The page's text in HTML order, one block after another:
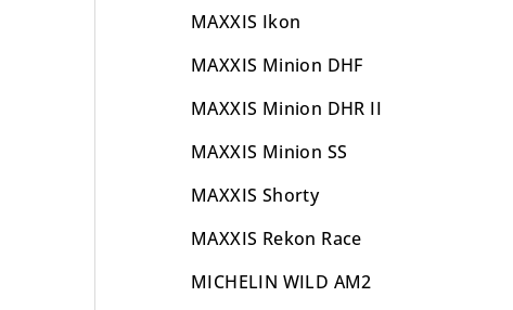
MAXXIS Ikon
MAXXIS Minion DHF
MAXXIS Minion DHR II
MAXXIS Minion SS
MAXXIS Shorty
MAXXIS Rekon Race
MICHELIN WILD AM2